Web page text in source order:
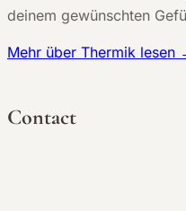
deinem gewünschten
Mehr über Thermik lesen
Contact